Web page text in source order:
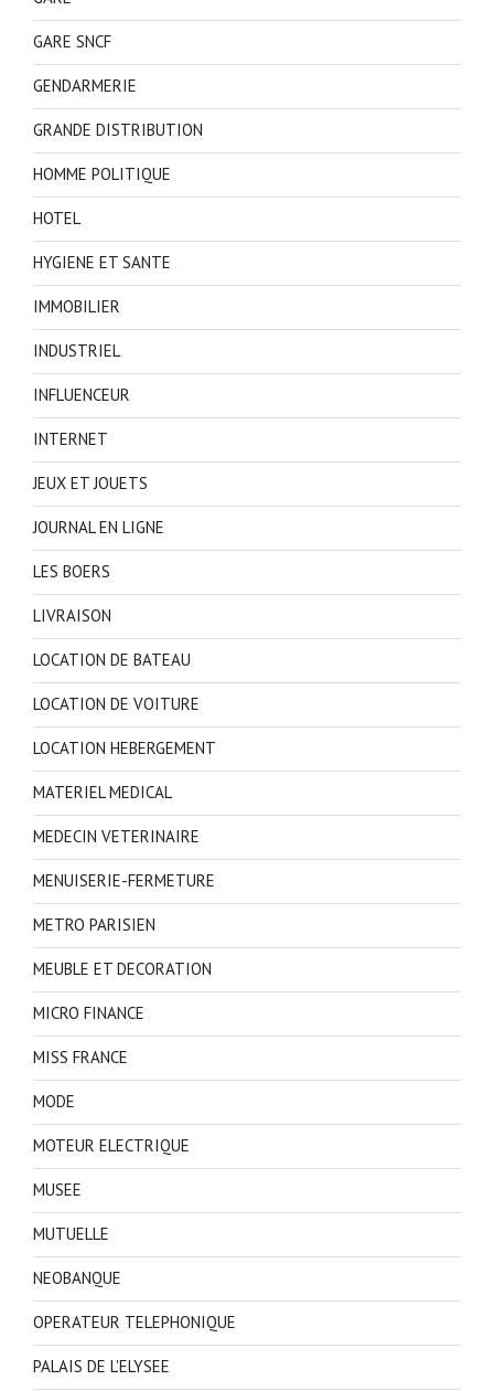
GARE SNCF
GENDARMERIE
GRANDE DISTRIBUTION
HOMME POLITIQUE
HOTEL
HYGIENE ET SANTE
IMMOBILIER
INDUSTRIEL
INFLUENCEUR
INTERNET
JEUX ET JOUETS
JOURNAL EN LIGNE
LES BOERS
LIVRAISON
LOCATION DE BATEAU
LOCATION DE VOITURE
LOCATION HEBERGEMENT
MATERIEL MEDICAL
MEDECIN VETERINAIRE
MENUISERIE-FERMETURE
METRO PARISIEN
MEUBLE ET DECORATION
MICRO FINANCE
MISS FRANCE
MODE
MOTEUR ELECTRIQUE
MUSEE
MUTUELLE
NEOBANQUE
OPERATEUR TELEPHONIQUE
PALAIS DE L'ELYSEE